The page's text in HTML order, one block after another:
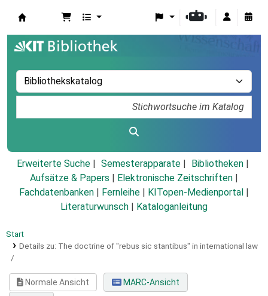
Erweiterte Suche Semesterapparate
Bibliotheken
Aufsätze & Papers
Elektronische Zeitschriften
Fachdatenbanken
Fernleihe KITopen-Medienportal
Literaturwunsch
Kataloganleitung
Start
Details zu: The doctrine of "rebus sic stantibus" in international law
/
Normale Ansicht
MARC-Ansicht